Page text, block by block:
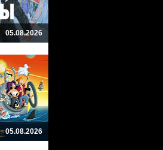
05.08.2026
05.08.2026